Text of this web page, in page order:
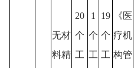
无材
料精
20
个
工
1
个
工
19
个
工
《医
疗机
构管